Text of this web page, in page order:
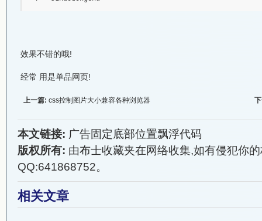
效果不错的哦!
经常 用是单品网页!
上一篇: css控制图片大小兼容各种浏览器
本文链接: 广告固定底部位置飘浮代码
版权所有: 由布士收藏夹在网络收集,如有侵犯你
QQ:641868752。
相关文章